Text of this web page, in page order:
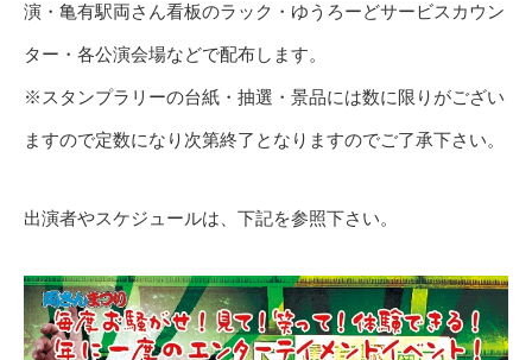
演・亀有駅両さん看板のラック・ゆうろーどサービスカウン
ター・各公演会場などで配布します。
※スタンプラリーの台紙・抽選・景品には数に限りがござい
ますので定数になり次第終了となりますのでご了承下さい。
出演者やスケジュールは、下記を参照下さい。